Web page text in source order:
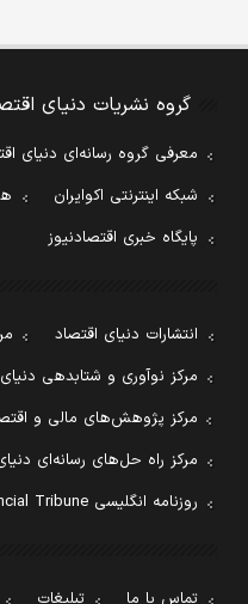
گروه نشریات دنیای
معرفی گروه رسانه‌ای دنیای
شبکه اینترنتی اکوایران
پایگاه خبری اقتصادنیوز
انتشارات دنیای اقتصاد
مرکز نوآوری و شتابدهی
مرکز پژوهش‌های مالی و
مرکز راه حل‌های رسانه‌ای
روزنامه انگلیسی Financial Tribune